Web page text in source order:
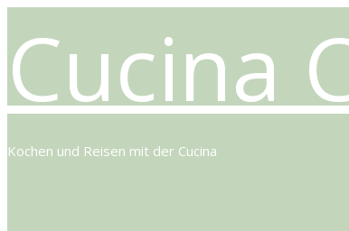
Cucina
Kochen und Reisen mit der Cucina